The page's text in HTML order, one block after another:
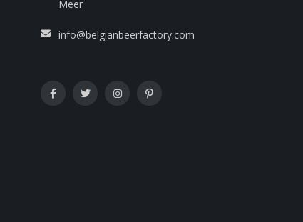
Meer
info@belgianbeerfactory.com